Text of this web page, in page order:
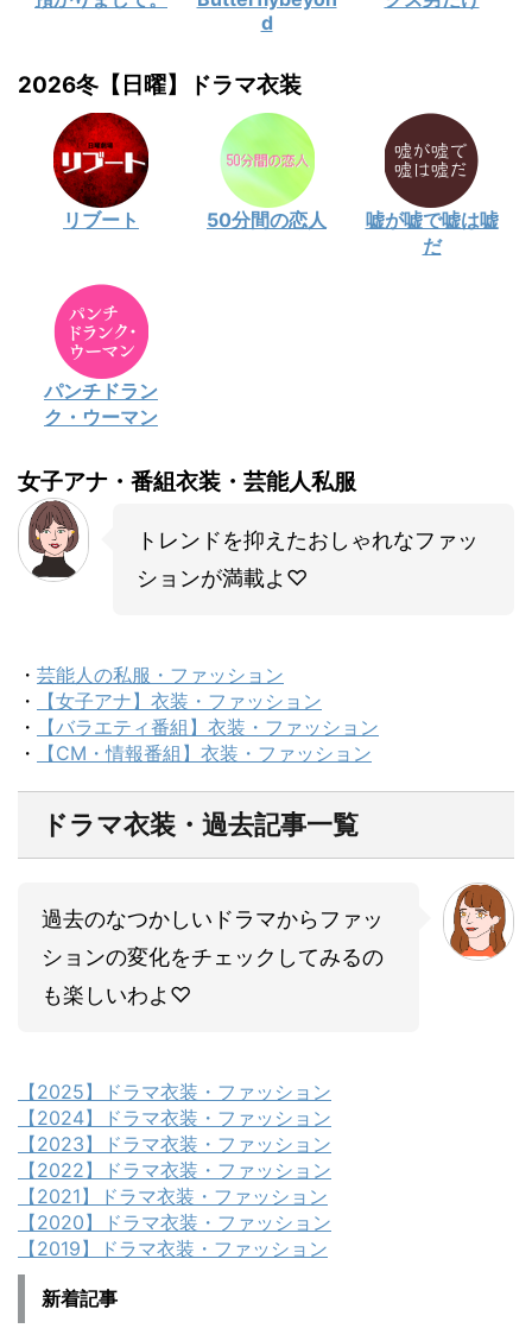
d
2026冬【日曜】ドラマ衣装
リブート 50分間の恋人
嘘が嘘で嘘は嘘
だ
パンチドラン
ク・ウーマン
女子アナ・番組衣装・芸能人私服
トレンドを抑えたおしゃれなファッ
ションが満載よ♡
・ 芸能人の私服・ファッション
・
【女子アナ】衣装・ファッション
・
【バラエティ番組】衣装・ファッション
・
【CM・情報番組】衣装・ファッション
ドラマ衣装・過去記事一覧
過去のなつかしいドラマからファッ
ションの変化をチェックしてみるの
も楽しいわよ♡
【2025】ドラマ衣装・ファッション
【2024】ドラマ衣装・ファッション
【2023】ドラマ衣装・ファッション
【2022】ドラマ衣装・ファッション
【2021】ドラマ衣装・ファッション
【2020】ドラマ衣装・ファッション
【2019】ドラマ衣装・ファッション
新着記事